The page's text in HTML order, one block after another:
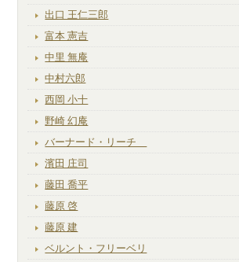
出口 王仁三郎
富本 憲吉
中里 無庵
中村六郎
西岡 小十
野崎 幻庵
バーナード・リーチ
濱田 庄司
藤田 喬平
藤原 啓
藤原 建
ベルント・フリーベリ